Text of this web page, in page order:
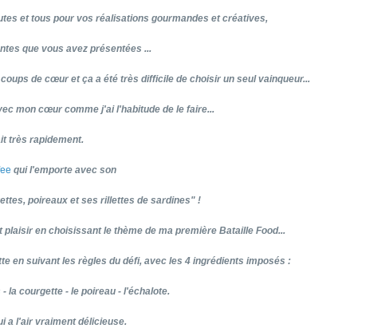
et tous pour vos réalisations gourmandes et créatives,
que vous avez présentées ...
de cœur et ça a été très difficile de choisir un seul vainqueur...
mon cœur comme j'ai l'habitude de le faire...
très rapidement.
qui l'emporte avec son
poireaux et ses rillettes de sardines" !
plaisir en choisissant le thème de ma première Bataille Food...
en suivant les règles du défi, avec les 4 ingrédients imposés :
la courgette - le poireau - l'échalote.
a l'air vraiment délicieuse.